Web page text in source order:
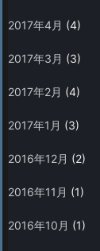
2017年4月 (4)
2017年3月 (3)
2017年2月 (4)
2017年1月 (3)
2016年12月 (2)
2016年11月 (1)
2016年10月 (1)